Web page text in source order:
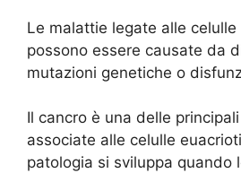
Le malattie legate alle celulle
possono essere causate da
mutazioni genetiche o
Il cancro è una delle
associate alle celulle
patologia si sviluppa quando